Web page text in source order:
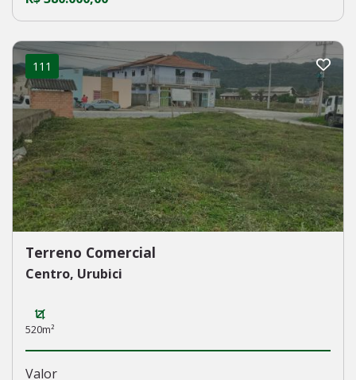
111
Terreno Comercial
Centro, Urubici
520m²
Valor